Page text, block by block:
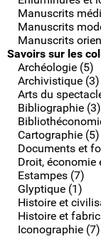
Manuscrits
Manuscrits
Manuscrits
Savoirs sur les
Archéologie (5)
Archivistique (3)
Arts du
Bibliographie (3)
Cartographie (5)
Documents et
Droit, économie
Estampes (7)
Glyptique (1)
Histoire et
Histoire et
Iconographie (7)